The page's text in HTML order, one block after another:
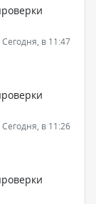
Сегодня, в 11:47
Сегодня, в 11:26